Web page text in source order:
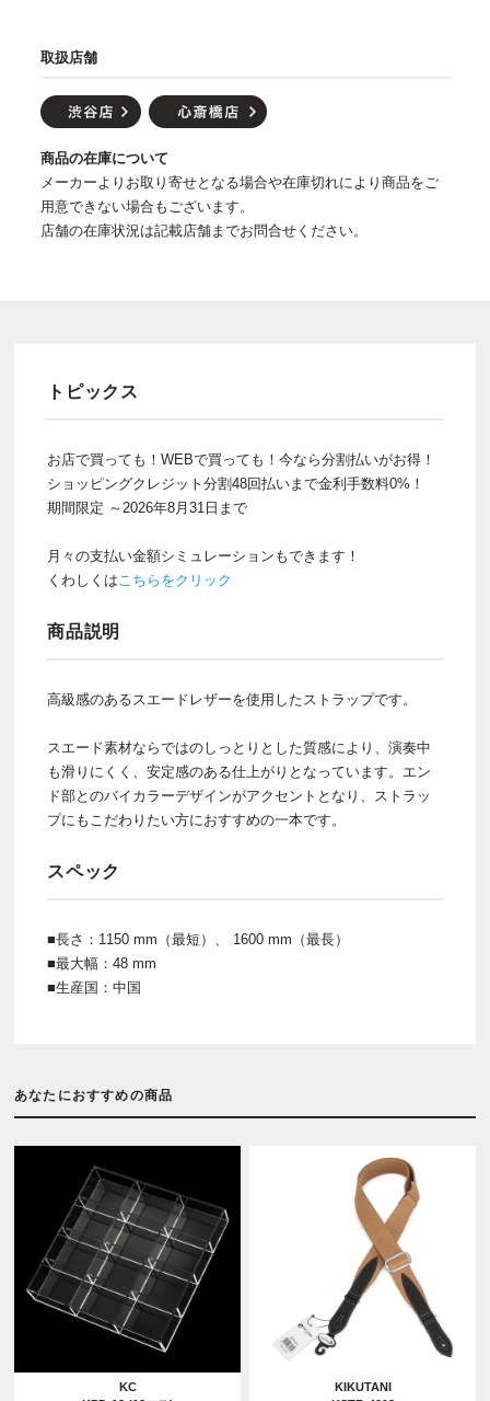
取扱店舗
商品の在庫について
メーカーよりお取り寄せとなる場合や在庫切れにより商品をご
用意できない場合もございます。
店舗の在庫状況は記載店舗までお問合せください。
トピックス
お店で買っても！WEBで買っても！今なら分割払いがお得！
ショッピングクレジット分割48回払いまで金利手数料0%！
期間限定 ～2026年8月31日まで
月々の支払い金額シミュレーションもできます！
くわしくはこちらをクリック
商品説明
高級感のあるスエードレザーを使用したストラップです。
スエード素材ならではのしっとりとした質感により、演奏中
も滑りにくく、安定感のある仕上がりとなっています。エン
ド部とのバイカラーデザインがアクセントとなり、ストラッ
プにもこだわりたい方におすすめの一本です。
スペック
■長さ：1150 mm（最短）、 1600 mm（最長）
■最大幅：48 mm
■生産国：中国
あなたにおすすめの商品
KC
KIKUTANI